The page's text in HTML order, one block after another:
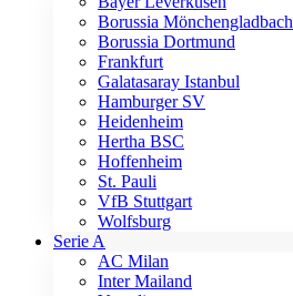
Borussia Mönchengladbach
Borussia Dortmund
Frankfurt
Galatasaray Istanbul
Hamburger SV
Heidenheim
Hertha BSC
Hoffenheim
St. Pauli
VfB Stuttgart
Wolfsburg
Serie A
AC Milan
Inter Mailand